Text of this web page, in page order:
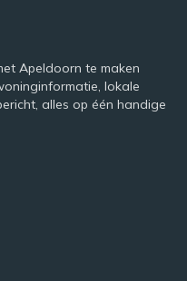
Apeldoorn te maken
lokale
alles op één handige